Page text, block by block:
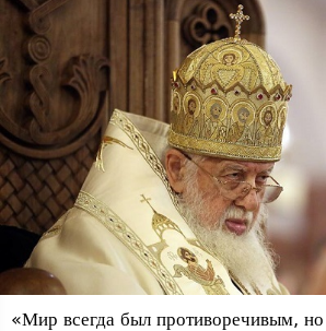
«Мир всегда был противоречивым,